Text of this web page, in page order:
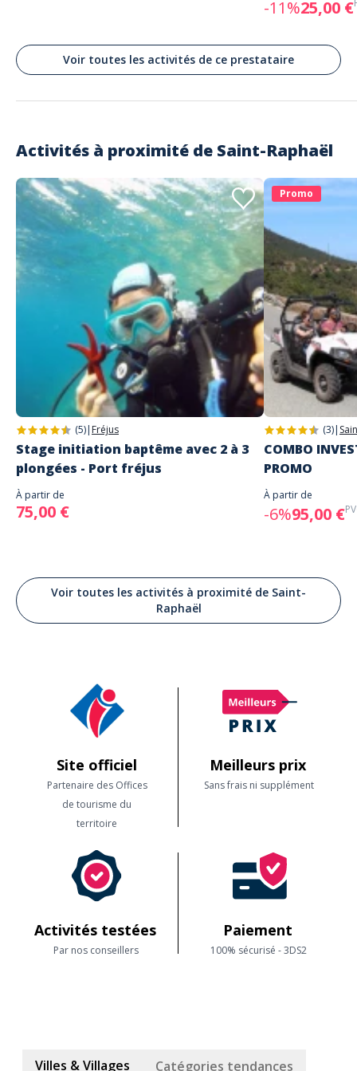
-11%25,00 €
Voir toutes les activités de ce prestataire
Activités à proximité de Saint-Raphaël
(5)| Fréjus
Stage initiation baptême avec 2 à 3
plongées - Port fréjus
À partir de
75,00 €
Promo
(3)|
COMBO
PROMO
À partir de
-6%95,00 €
Voir toutes les activités à proximité de Saint-
Raphaël
Site officiel
Partenaire des Offices
de tourisme du
territoire
Meilleurs prix
Sans frais ni supplément
Activités testées
Par nos conseillers
Paiement
100% sécurisé - 3DS2
Villes & Villages Catégories tendances